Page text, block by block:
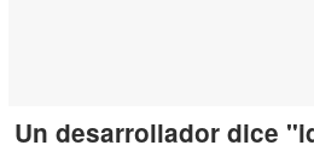
Un desarrollador dice